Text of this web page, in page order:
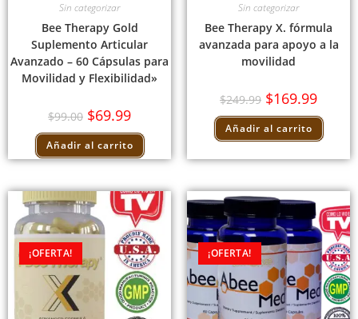
Sin categorizar
Bee Therapy Gold
Suplemento Articular
Avanzado – 60 Cápsulas para
Movilidad y Flexibilidad»
$99.00 $69.99
Añadir al carrito
Sin categorizar
Bee Therapy X. fórmula
avanzada para apoyo a la
movilidad
$249.99 $169.99
Añadir al carrito
¡OFERTA! ¡OFERTA!